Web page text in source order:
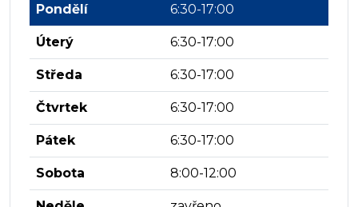
Pondělí 6:30-17:00
Úterý 6:30-17:00
Středa 6:30-17:00
Čtvrtek 6:30-17:00
Pátek 6:30-17:00
Sobota 8:00-12:00